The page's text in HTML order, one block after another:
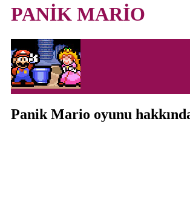
PANİK MARİO
Panik Mario oyunu